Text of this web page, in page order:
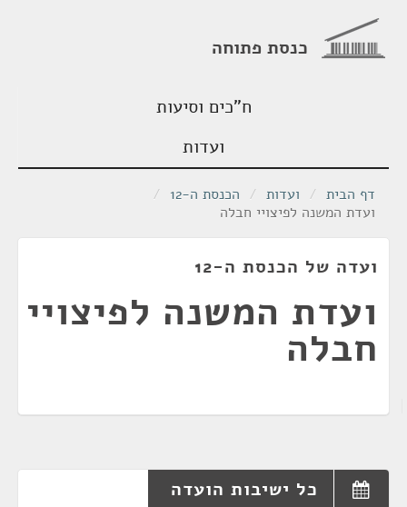
כנסת פתוחה
ח"כים וסיעות
ועדות
דף הבית / ועדות / הכנסת ה-12
/
ועדת המשנה לפיצויי חבלה
ועדה של הכנסת ה-12
ועדת המשנה לפיצויי
חבלה
כל ישיבות הועדה